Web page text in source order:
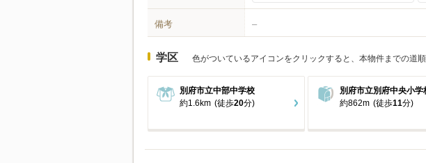
備考 –
学区 色がついているアイコンをクリックすると、本物件までの道
別府市立中部中学校
約1.6km (徒歩20分)
別府市立別府中央小学
約862m (徒歩11分)